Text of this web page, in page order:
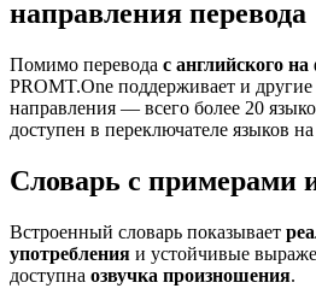
направления перевода
Помимо перевода с английского
PROMT.One поддерживает и
направления — всего более 20
доступен в переключателе языков
Словарь с примерами
Встроенный словарь показывает
употребления и устойчивые
доступна озвучка произношения.